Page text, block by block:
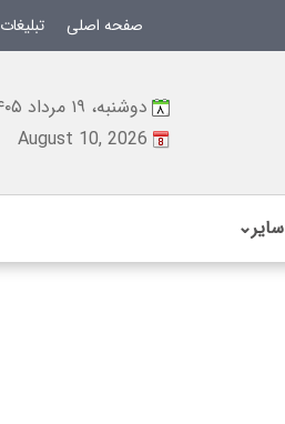
صفحه اصلی تبلیغات
دوشنبه، ۱۹ مرداد ۱۴۰۵
August 10, 2026
سایر⌄